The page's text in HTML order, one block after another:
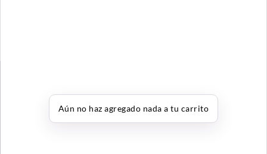
Aún no haz agregado nada a tu carrito